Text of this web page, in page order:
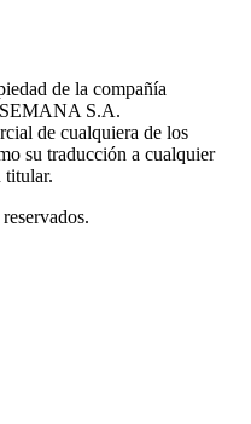
de la compañía
S.A.
de cualquiera de los
su traducción a cualquier
titular.